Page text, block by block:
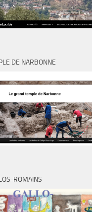
DE NARBONNE
ROMAINS